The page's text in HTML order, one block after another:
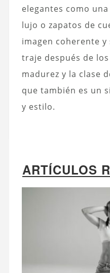
elegantes como
lujo o zapatos de
imagen coherente
traje después de
madurez y la clase
que también es un
y estilo.
ARTÍCULOS